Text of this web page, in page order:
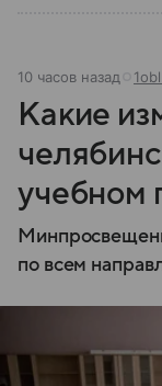
10 часов назад
Какие
учебном
по всем